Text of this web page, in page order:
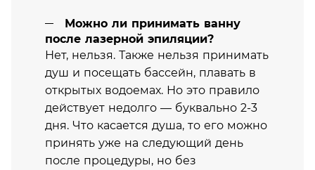
Можно ли принимать ванну
после лазерной эпиляции?
Нет, нельзя. Также нельзя принимать
душ и посещать бассейн, плавать в
открытых водоемах. Но это правило
действует недолго — буквально 2-3
дня. Что касается душа, то его можно
принять уже на следующий день
после процедуры, но без